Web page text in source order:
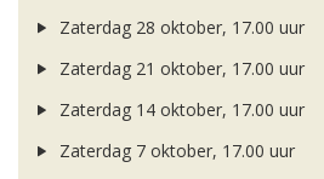
Zaterdag 28 oktober, 17.00 uur
Zaterdag 21 oktober, 17.00 uur
Zaterdag 14 oktober, 17.00 uur
Zaterdag 7 oktober, 17.00 uur